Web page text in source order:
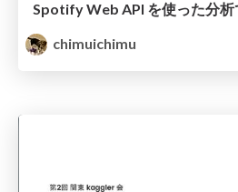
chimuichimu